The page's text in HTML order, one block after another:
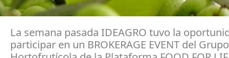
La semana pasada IDEAGRO tuvo la
participar en un BROKERAGE EVENT del